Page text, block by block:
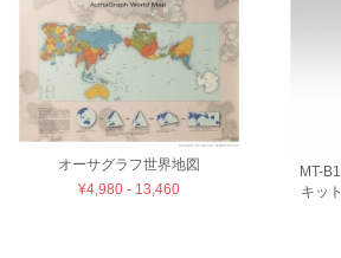
オーサグラフ世界地図
¥4,980 - 13,460
MT-
キッ